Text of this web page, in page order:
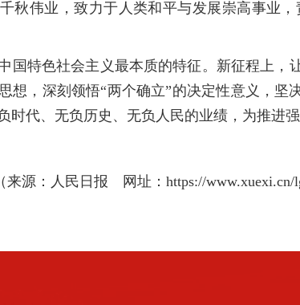
伟业，致力于人类和平与发展崇高事业，
特色社会主义最本质的特征。新征程上，
想，深刻领悟“两个确立”的决定性意义，
时代、无负历史、无负人民的业绩，为推进
（来源：人民日报 网址：https://www.xuexi.cn/